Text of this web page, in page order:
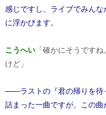
感じですし、ライブでみん
に浮かびます。
こうへい 「確かにそうです
けど」
――ラストの『君の帰りを待
詰まった一曲ですが、この曲